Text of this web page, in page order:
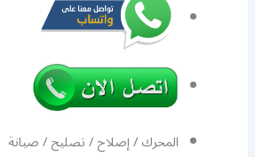
المحرك / إصلاح / تصليح / صيانة